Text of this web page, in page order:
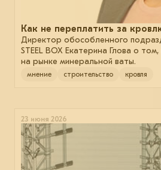
Как не переплатить за
Директор обособленного
STEEL BOX Екатерина Глова о
на рынке минеральной ваты.
мнение строительство кровля
23 июня 2026